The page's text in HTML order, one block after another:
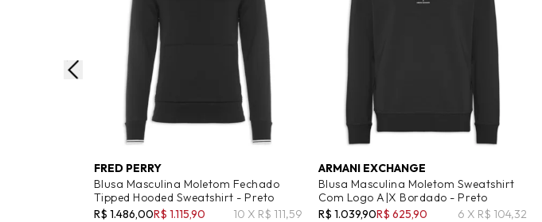
FRED PERRY
Blusa Masculina Moletom Fechado
Tipped Hooded Sweatshirt - Preto
R$ 1.486,00R$ 1.115,90 10 X R$ 111,59
ARMANI EXCHANGE
Blusa Masculina Moletom Sweatshirt
Com Logo A|X Bordado - Preto
R$ 1.039,90R$ 625,90 6 X R$ 104,32